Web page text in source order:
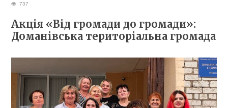
737
Акція «Від громади до громади»:
Доманівська територіальна громада